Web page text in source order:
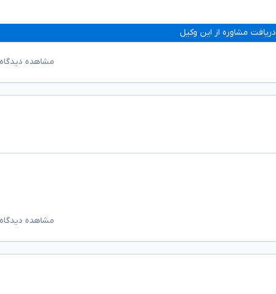
دریافت مشاوره از این وکیل
مشاهده
مشاهده